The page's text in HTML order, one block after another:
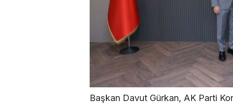
Başkan Davut Gürkan, AK Parti